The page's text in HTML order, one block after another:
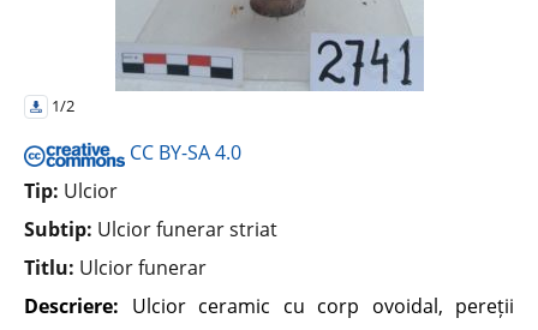
1/2
CC BY-SA 4.0
Tip: Ulcior
Subtip: Ulcior funerar striat
Titlu: Ulcior funerar
Descriere: Ulcior ceramic cu corp ovoidal, pereții